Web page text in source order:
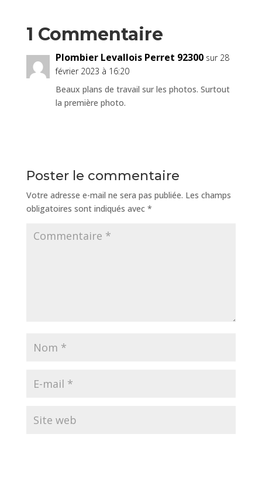
1 Commentaire
Plombier Levallois Perret 92300 sur 28
février 2023 à 16:20
Beaux plans de travail sur les photos. Surtout
la première photo.
Poster le commentaire
Votre adresse e-mail ne sera pas publiée. Les champs
obligatoires sont indiqués avec *